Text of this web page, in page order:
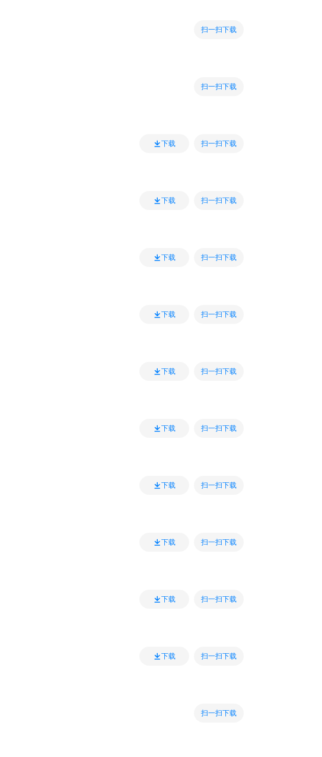
扫一扫下载
扫一扫下载
下载 扫一扫下载
下载 扫一扫下载
下载 扫一扫下载
下载 扫一扫下载
下载 扫一扫下载
下载 扫一扫下载
下载 扫一扫下载
下载 扫一扫下载
下载 扫一扫下载
下载 扫一扫下载
扫一扫下载